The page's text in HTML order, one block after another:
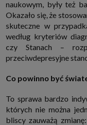
naukowym, były też
Okazało się, że
skuteczne w
według kryteriów
czy Stanach –
przeciwdepresyjne
Co powinno być
To sprawa bardzo
których nie można
bliscy zauważą